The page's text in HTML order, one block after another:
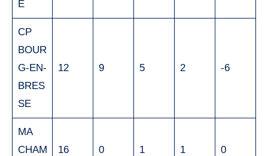
E
CP
BOUR
G-EN-
BRES
SE
12 9 5 2 -6
MA
CHAM
16 0 1 1 0